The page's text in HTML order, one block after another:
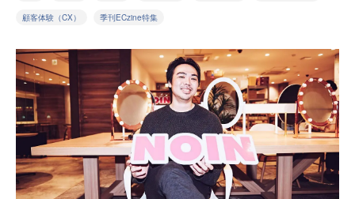
顧客体験（CX） 季刊ECzine特集